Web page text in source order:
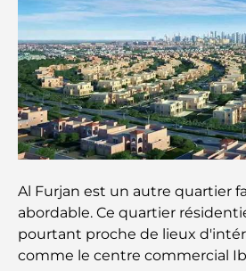
Estates : un guide culinaire
Dubai Horse Racing: Where
Global Competition
Cafés à Palm Jumeirah :
et lieux de vie de l’île
Les meilleurs petits-
sélection pour 2026
Comment obtenir un prêt
guide ultime
Al Furjan est un autre quartier
abordable. Ce quartier
pourtant proche de lieux
comme le centre commercial